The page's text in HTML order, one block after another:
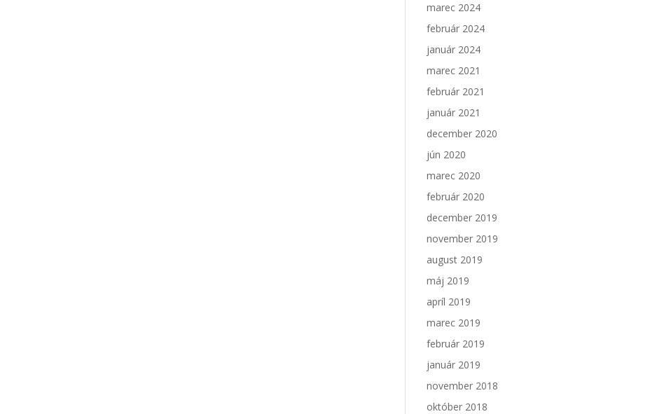
marec 2024
február 2024
január 2024
marec 2021
február 2021
január 2021
december 2020
jún 2020
marec 2020
február 2020
december 2019
november 2019
august 2019
máj 2019
apríl 2019
marec 2019
február 2019
január 2019
november 2018
október 2018